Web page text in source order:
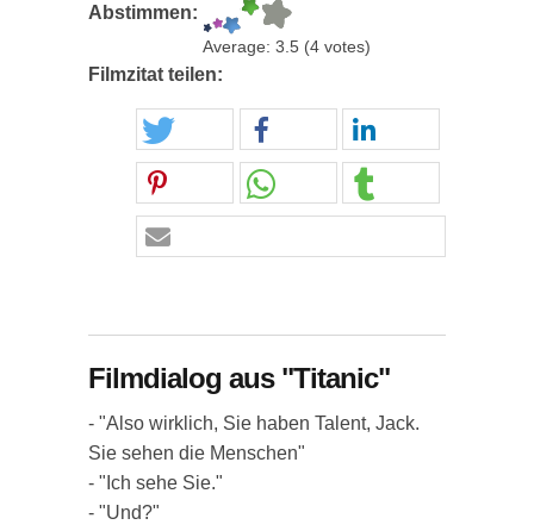
Abstimmen:
Average: 3.5 (4 votes)
Filmzitat teilen:
Filmdialog aus "Titanic"
- "Also wirklich, Sie haben Talent, Jack.
Sie sehen die Menschen"
- "Ich sehe Sie."
- "Und?"